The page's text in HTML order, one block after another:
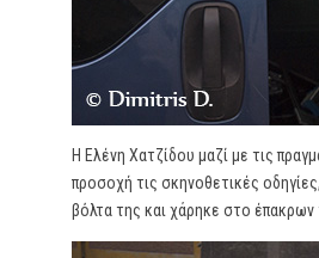
H Ελένη Χατζίδου μαζί με τις
προσοχή τις σκηνοθετικές
βόλτα της και χάρηκε στο